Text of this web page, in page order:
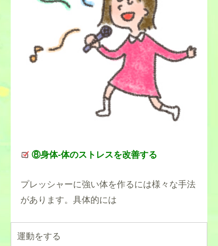
⑧身体-体のストレスを改善する
プレッシャーに強い体を作るには様々な手法
があります。具体的には
運動をする